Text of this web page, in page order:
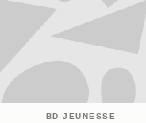
BD JEUNESSE